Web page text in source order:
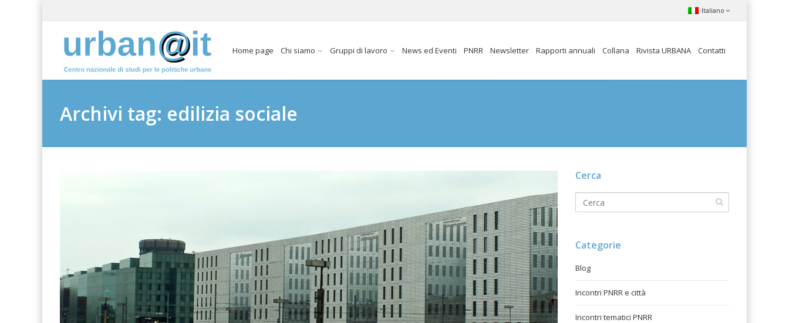
Italiano
Home page Chi siamo Gruppi di lavoro News ed Eventi PNRR Newsletter Rapporti annuali Collana Rivista URBANA Contatti
Archivi tag: edilizia sociale
Cerca
Categorie
Blog
Incontri PNRR e città
Incontri tematici PNRR